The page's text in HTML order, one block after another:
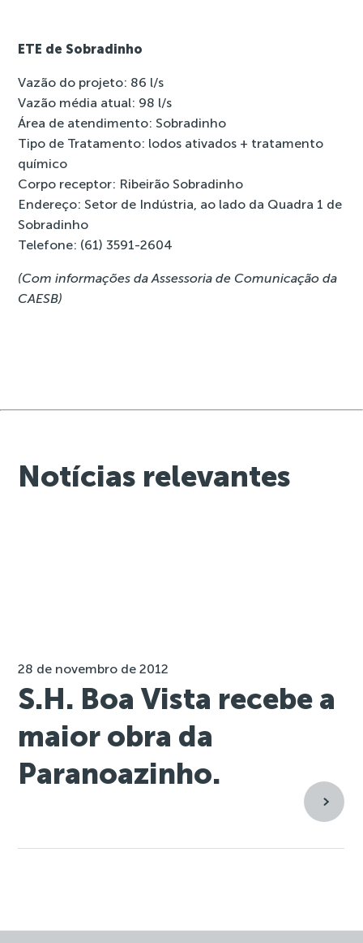
ETE de Sobradinho
Vazão do projeto: 86 l/s
Vazão média atual: 98 l/s
Área de atendimento: Sobradinho
Tipo de Tratamento: lodos ativados + tratamento
químico
Corpo receptor: Ribeirão Sobradinho
Endereço: Setor de Indústria, ao lado da Quadra 1 de
Sobradinho
Telefone: (61) 3591-2604
(Com informações da Assessoria de Comunicação da
CAESB)
Notícias relevantes
28 de novembro de 2012
S.H. Boa Vista recebe a
maior obra da
Paranoazinho.